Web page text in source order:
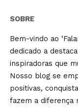
SOBRE
Bem-vindo ao
dedicado a
inspiradoras que
Nosso blog se
positivas,
fazem a diferença